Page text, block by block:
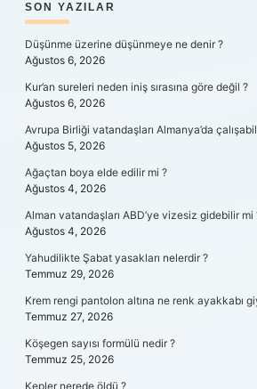
SIDEBAR
SON YAZILAR
Düşünme üzerine düşünmeye ne denir ?
Ağustos 6, 2026
Kur’an sureleri neden iniş sırasına göre değil ?
Ağustos 6, 2026
Avrupa Birliği vatandaşları Almanya’da
Ağustos 5, 2026
Ağaçtan boya elde edilir mi ?
Ağustos 4, 2026
Alman vatandaşları ABD’ye vizesiz gidebilir mi
Ağustos 4, 2026
Yahudilikte Şabat yasakları nelerdir ?
Temmuz 29, 2026
Krem rengi pantolon altına ne renk ayakkabı
Temmuz 27, 2026
Köşegen sayısı formülü nedir ?
Temmuz 25, 2026
Kepler nerede öldü ?